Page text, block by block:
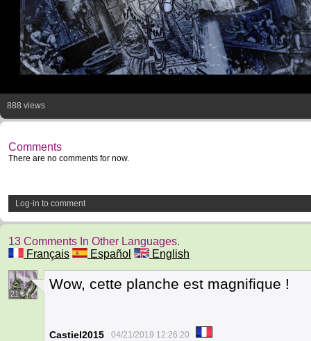
888 views
Comments
There are no comments for now.
Log-in to comment
13 Comments In Other Languages.
Français
Español English
21
Wow, cette planche est magnifique !
Castiel2015 04/21/2019 12:26:20